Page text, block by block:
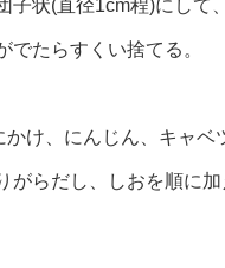
状(直径1cm程)にして
たらすくい捨てる。
け、にんじん、キャベ
らだし、しおを順に加